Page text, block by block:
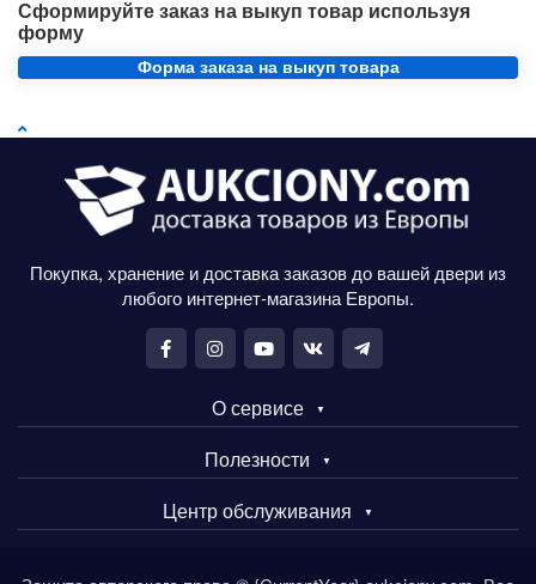
Сформируйте заказ на выкуп товар используя
форму
Форма заказа на выкуп товара
Покупка, хранение и доставка заказов до вашей двери из
любого интернет-магазина Европы.
О сервисе
Полезности
Центр обслуживания